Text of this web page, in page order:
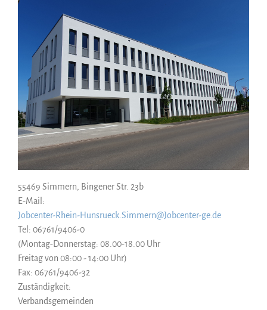
55469 Simmern, Bingener Str. 23b
E-Mail:
Jobcenter-Rhein-Hunsrueck.Simmern@Jobcenter-ge.de
Tel: 06761/9406-0
(Montag-Donnerstag: 08.00-18.00 Uhr
Freitag von 08:00 - 14:00 Uhr)
Fax: 06761/9406-32
Zuständigkeit:
Verbandsgemeinden